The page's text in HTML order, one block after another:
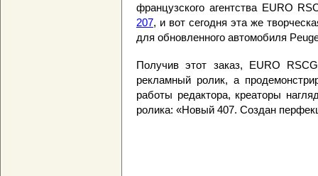
французского агентства EURO
207, и вот сегодня эта же
для обновленного автомобиля
Получив этот заказ, EURO
рекламный ролик, а
работы редактора, креаторы
ролика: «Новый 407. Создан